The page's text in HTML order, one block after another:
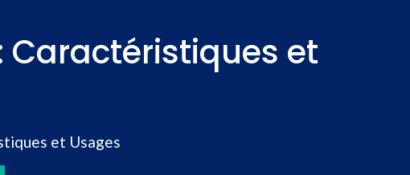
Caractéristiques et
et Usages